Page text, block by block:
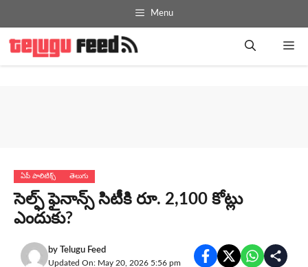
Menu
ఏపీ పాలిటిక్స్ తెలుగు
సెల్ఫ్ ఫైనాన్స్ సిటీకి రూ. 2,100 కోట్లు
ఎందుకు?
by Telugu Feed
Updated On: May 20, 2026 5:56 pm